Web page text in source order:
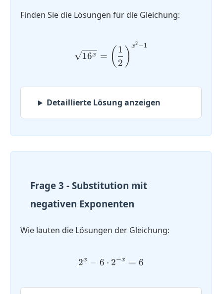
Finden Sie die Lösungen für die Gleichung:
\sqrt{16^x} = \left(
16x = ( 2
1 ) x2−1
Detaillierte Lösung anzeigen
Frage 3 - Substitution mit
negativen Exponenten
Wie lauten die Lösungen der Gleichung:
2^x - 6 \cdot 2^{-x} = 6
2x − 6 ⋅ 2−x = 6